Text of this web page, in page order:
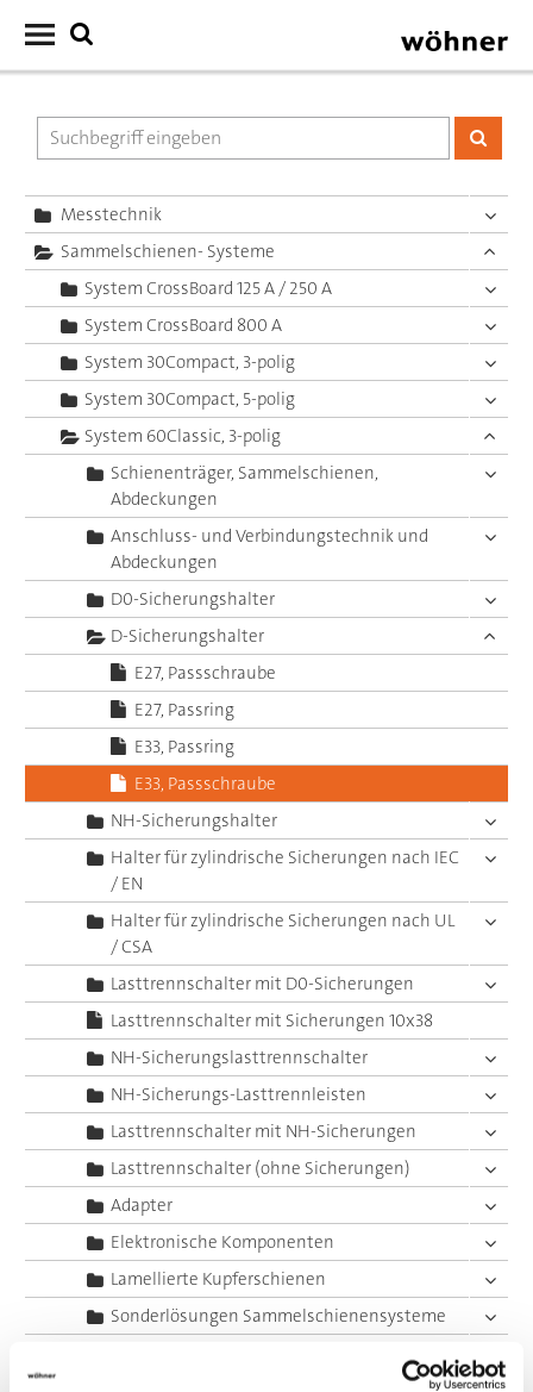
Messtechnik
Sammelschienen- Systeme
System CrossBoard 125 A / 250 A
System CrossBoard 800 A
System 30Compact, 3-polig
System 30Compact, 5-polig
System 60Classic, 3-polig
Schienenträger, Sammelschienen,
Abdeckungen
Anschluss- und Verbindungstechnik und
Abdeckungen
D0-Sicherungshalter
D-Sicherungshalter
E27, Passschraube
E27, Passring
E33, Passring
E33, Passschraube
NH-Sicherungshalter
Halter für zylindrische Sicherungen nach IEC
/ EN
Halter für zylindrische Sicherungen nach UL
/ CSA
Lasttrennschalter mit D0-Sicherungen
Lasttrennschalter mit Sicherungen 10x38
NH-Sicherungslasttrennschalter
NH-Sicherungs-Lasttrennleisten
Lasttrennschalter mit NH-Sicherungen
Lasttrennschalter (ohne Sicherungen)
Adapter
Elektronische Komponenten
Lamellierte Kupferschienen
Sonderlösungen Sammelschienensysteme